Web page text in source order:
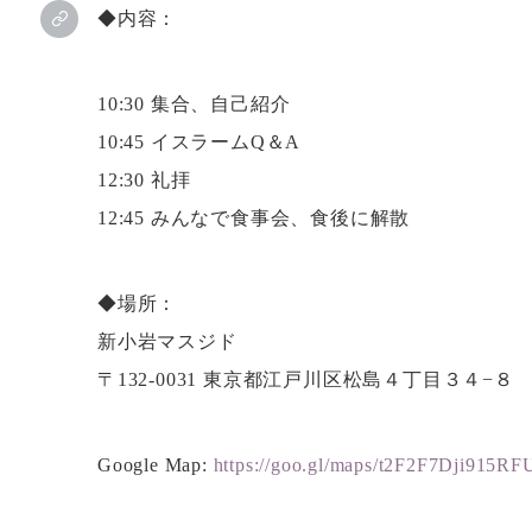
◆内容：
10:30 集合、自己紹介
10:45 イスラームQ＆A
12:30 礼拝
12:45 みんなで食事会、食後に解散
◆場所：
新小岩マスジド
〒132-0031 東京都江戸川区松島４丁目３４−８
Google Map: https://goo.gl/maps/